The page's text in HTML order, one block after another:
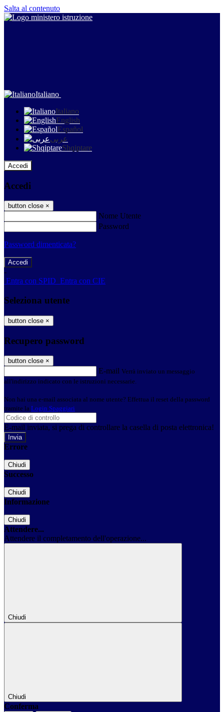
Salta al contenuto
Italiano
Italiano
English
Español
عربى
Shqiptare
Accedi
Accedi
button close ×
Nome Utente
Password
Password dimenticata?
-
Entra con SPID Entra con CIE
Seleziona utente
button close ×
Recupero password
button close ×
E-mail Verrà inviato un messaggio
all'indirizzo indicato con le istruzioni necessarie.
Non hai una e-mail associata al nome utente? Effettua il reset della password
tramite la Login Spaggiari
E-mail inviata, si prega di controllare la casella di posta elettronica!
Errore
Chiudi
Successo
Chiudi
Informazione
Chiudi
Attendere...
Attendere il completamento dell'operazione...
Chiudi
Chiudi
Conferma